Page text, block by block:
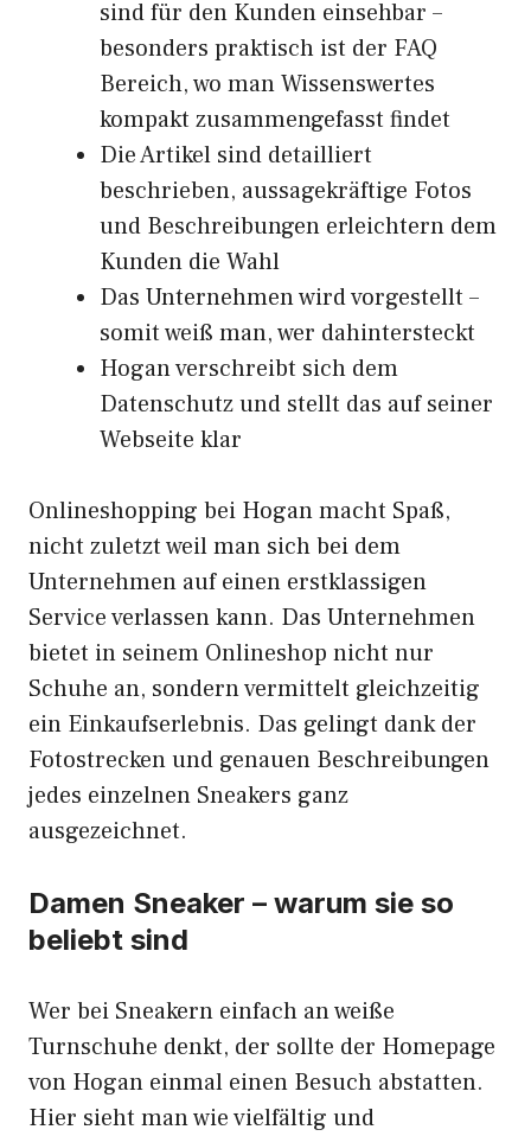
sind für den Kunden einsehbar –
besonders praktisch ist der FAQ
Bereich, wo man Wissenswertes
kompakt zusammengefasst findet
Die Artikel sind detailliert
beschrieben, aussagekräftige Fotos
und Beschreibungen erleichtern dem
Kunden die Wahl
Das Unternehmen wird vorgestellt –
somit weiß man, wer dahintersteckt
Hogan verschreibt sich dem
Datenschutz und stellt das auf seiner
Webseite klar
Onlineshopping bei Hogan macht Spaß,
nicht zuletzt weil man sich bei dem
Unternehmen auf einen erstklassigen
Service verlassen kann. Das Unternehmen
bietet in seinem Onlineshop nicht nur
Schuhe an, sondern vermittelt gleichzeitig
ein Einkaufserlebnis. Das gelingt dank der
Fotostrecken und genauen Beschreibungen
jedes einzelnen Sneakers ganz
ausgezeichnet.
Damen Sneaker – warum sie so
beliebt sind
Wer bei Sneakern einfach an weiße
Turnschuhe denkt, der sollte der Homepage
von Hogan einmal einen Besuch abstatten.
Hier sieht man wie vielfältig und